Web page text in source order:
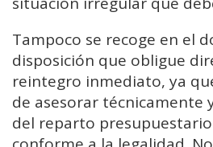
Tampoco se recoge en el
disposición que obligue
reintegro inmediato, ya
de asesorar técnicamente
del reparto